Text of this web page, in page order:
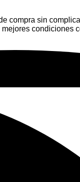
compra sin
condiciones